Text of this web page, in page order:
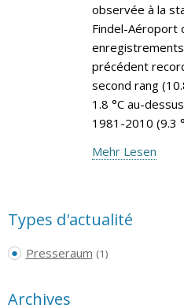
observée à la
Findel-Aéroport
précédent
second rang
1.8 °C au-
1981-2010 (9.3
Mehr Lesen
Types d'actualité
Presseraum (1)
Archives